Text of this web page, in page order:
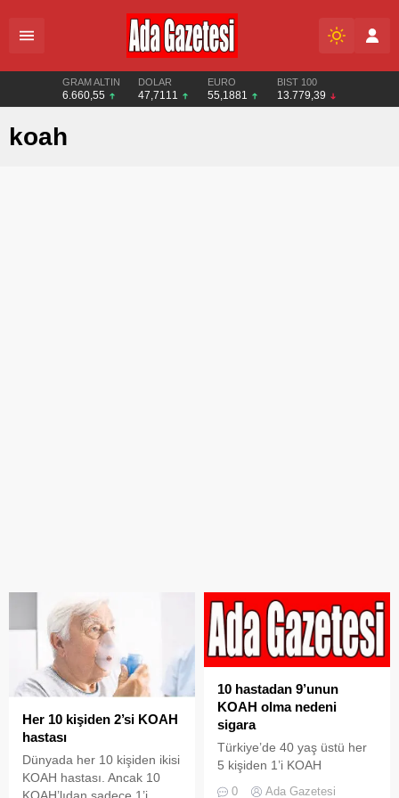
GRAM ALTIN
6.660,55
DOLAR
47,7111
EURO
55,1881
BIST 100
13.779,39
koah
Her 10 kişiden 2’si KOAH
hastası
Dünyada her 10 kişiden ikisi
KOAH hastası. Ancak 10
KOAH’lıdan sadece 1’i
10 hastadan 9’unun
KOAH olma nedeni
sigara
Türkiye’de 40 yaş üstü her
5 kişiden 1’i KOAH
0 Ada Gazetesi